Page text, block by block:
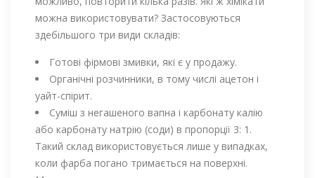
можна використовувати? Застосовуються
здебільшого три види складів:
Готові фірмові змивки, які є у продажу.
Органічні розчинники, в тому числі ацетон і
уайт-спірит.
Суміш з негашеного вапна і карбонату калію
або карбонату натрію (соди) в пропорції 3: 1.
Такий склад використовується лише у випадках,
коли фарба погано тримається на поверхні.